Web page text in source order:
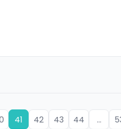
41 42 43 44 ...